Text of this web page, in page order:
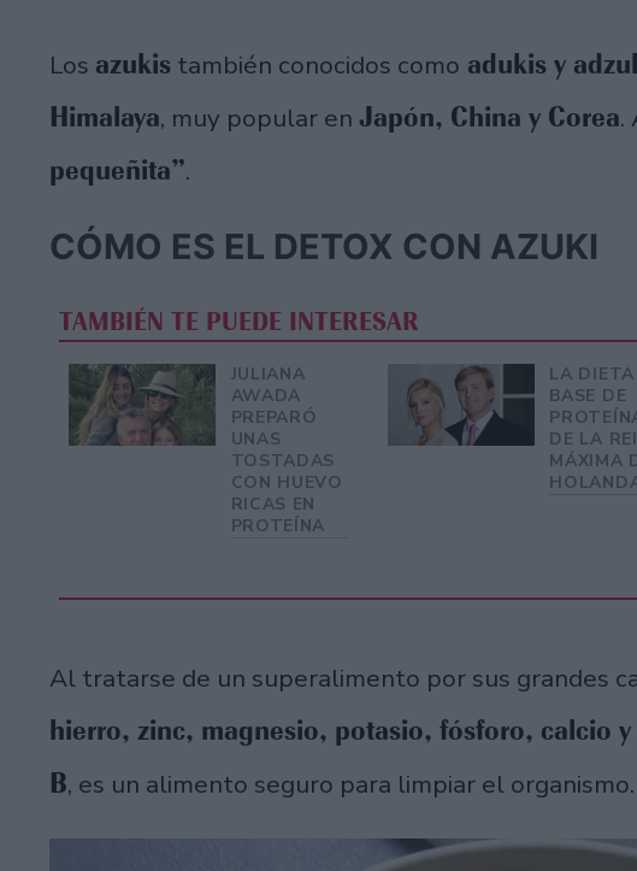
Los azukis también conocidos como adukis y
Himalaya, muy popular en Japón, China y Corea.
pequeñita”.
CÓMO ES EL DETOX CON AZUKI
TAMBIÉN TE PUEDE INTERESAR
JULIANA
AWADA
PREPARÓ
UNAS
TOSTADAS
CON HUEVO
RICAS EN
PROTEÍNA
LA
BASE DE
DE LA
MÁXIMA
Al tratarse de un superalimento por sus grandes
hierro, zinc, magnesio, potasio, fósforo, calcio
B, es un alimento seguro para limpiar el organismo.